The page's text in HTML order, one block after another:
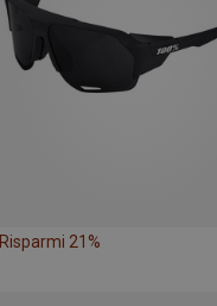
Risparmi 21%